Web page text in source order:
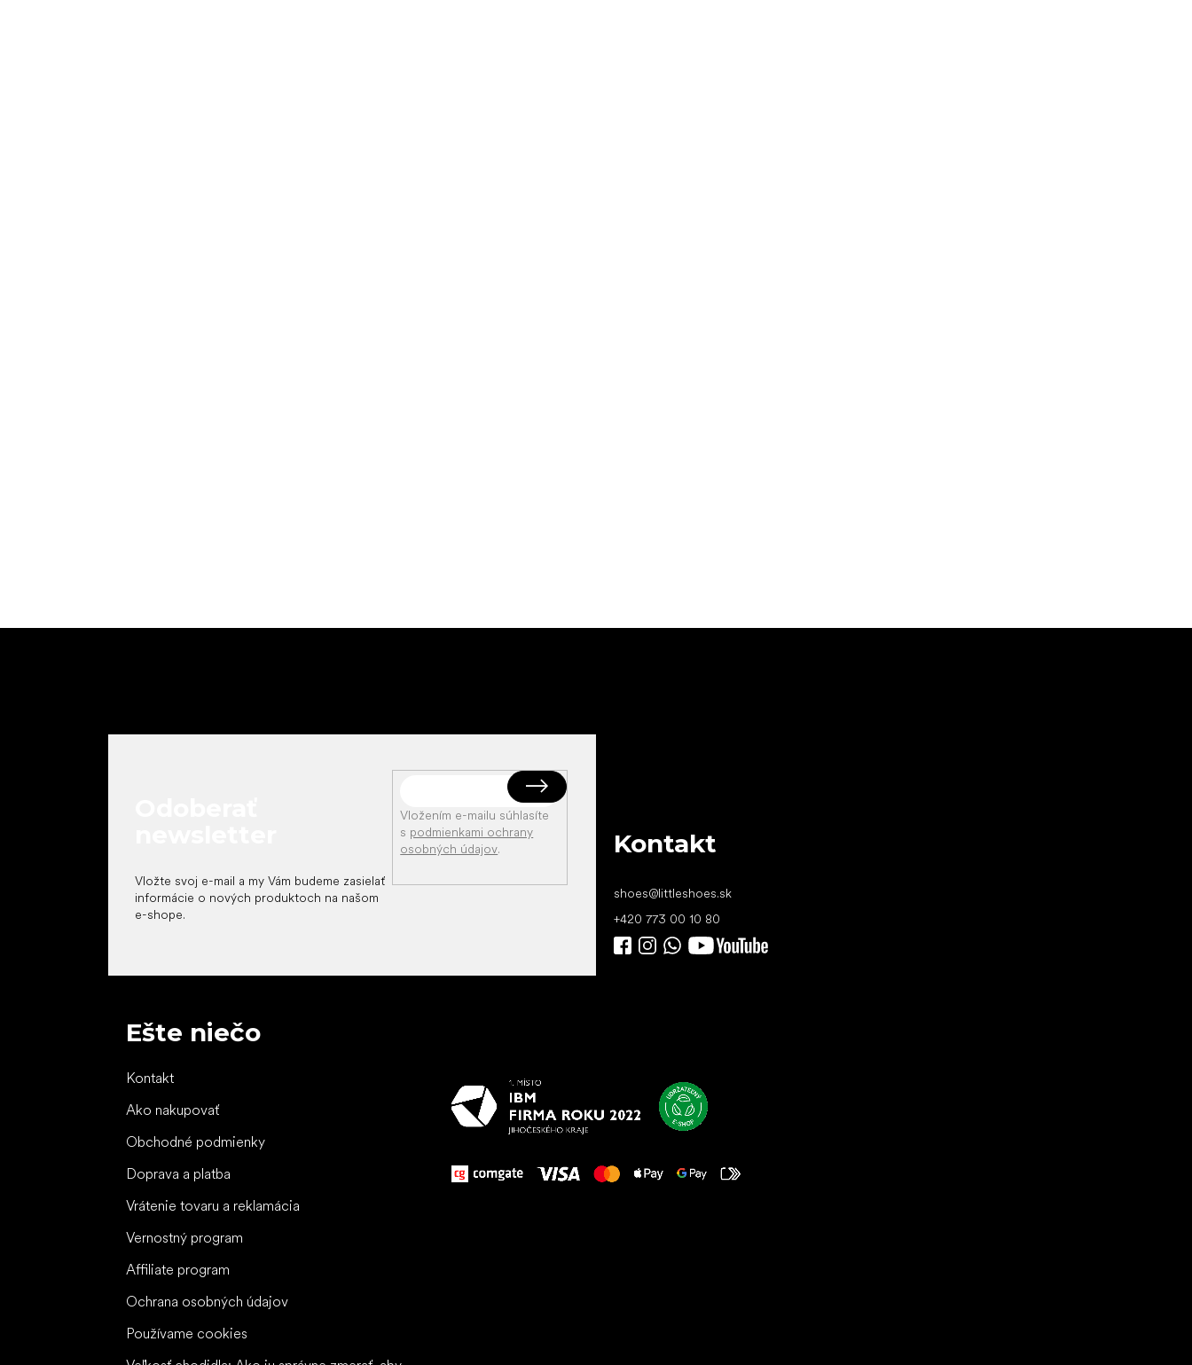
Vložte svoj e-mail a my Vám budeme zasielať
informácie o nových produktoch na našom
e-shope.
Vložením e-mailu súhlasíte
s podmienkami ochrany
osobných údajov. Kontakt
shoes@littleshoes.sk
+420 773 00 10 80
Ešte niečo
Kontakt
Ako nakupovať
Obchodné podmienky
Doprava a platba
Vrátenie tovaru a reklamácia
Vernostný program
Affiliate program
Ochrana osobných údajov
Používame cookies